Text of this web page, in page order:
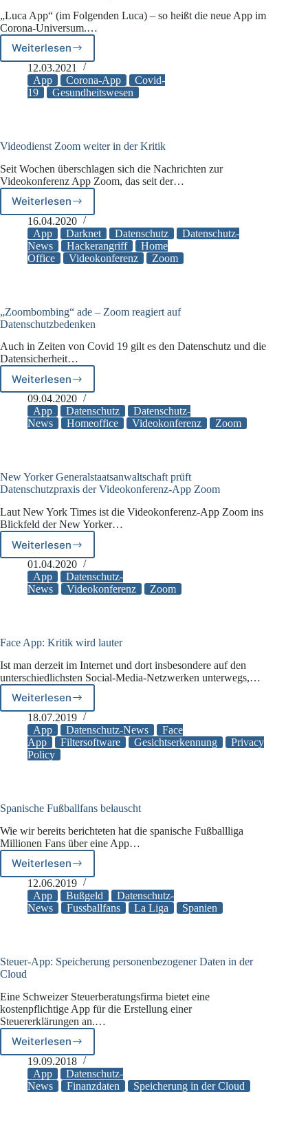
„Luca App“ (im Folgenden Luca) – so heißt die neue App im
Corona-Universum.…
Weiterlesen
LUCA
APP
–
die
Zettelwirtschaft?
12.03.2021
App
Corona-App
Covid-
19
Gesundheitswesen
Videodienst Zoom weiter in der Kritik
Seit Wochen überschlagen sich die Nachrichten zur
Videokonferenz App Zoom, das seit der…
WeiterlesenVideodienst
Zoom
weiter
in
der
16.04.2020
App
Darknet Datenschutz
Datenschutz-
News
Hackerangriff
Home
Office
Videokonferenz Zoom
„Zoombombing“ ade – Zoom reagiert auf
Datenschutzbedenken
Auch in Zeiten von Covid 19 gilt es den Datenschutz und die
Datensicherheit…
Weiterlesen„Zoombombing“
ade
–
Zoom
09.04.2020
App
Datenschutz
Datenschutz-
News
Homeoffice Videokonferenz Zoom
New Yorker Generalstaatsanwaltschaft prüft
Datenschutzpraxis der Videokonferenz-App Zoom
Laut New York Times ist die Videokonferenz-App Zoom ins
Blickfeld der New Yorker…
Weiterlesen
New
Yorker
Generalstaatsanwaltschaft
prüft
App
01.04.2020
App
Datenschutz-
News
Videokonferenz Zoom
Face App: Kritik wird lauter
Ist man derzeit im Internet und dort insbesondere auf den
unterschiedlichsten Social-Media-Netzwerken unterwegs,…
Weiterlesen
Face
App:
Kritik
wird
lauter
18.07.2019
App
Datenschutz-News
Face
App
Filtersoftware Gesichtserkennung
Privacy
Policy
Spanische Fußballfans belauscht
Wie wir bereits berichteten hat die spanische Fußballliga
Millionen Fans über eine App…
Weiterlesen
Spanische
Fußballfans
belauscht
12.06.2019
App
Bußgeld
Datenschutz-
News
Fussballfans La Liga Spanien
Steuer-App: Speicherung personenbezogener Daten in der
Cloud
Eine Schweizer Steuerberatungsfirma bietet eine
kostenpflichtige App für die Erstellung einer
Steuererklärungen an.…
Weiterlesen
Steuer-
App:
Speicherung
personenbezogener
19.09.2018
App
Datenschutz-
News
Finanzdaten Speicherung in der Cloud